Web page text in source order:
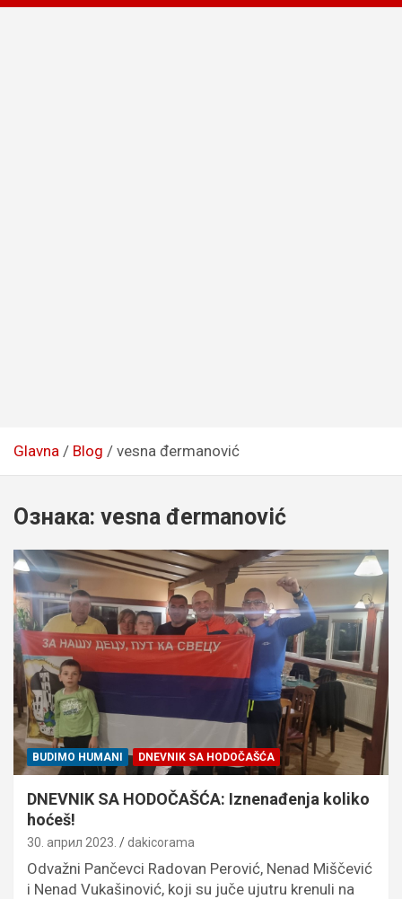
Glavna Blog vesna đermanović
Ознака: vesna đermanović
BUDIMO HUMANI DNEVNIK SA HODOČAŠĆA
DNEVNIK SA HODOČAŠĆA: Iznenađenja koliko
hoćeš!
30. април 2023. dakicorama
Odvažni Pančevci Radovan Perović, Nenad Miščević
i Nenad Vukašinović, koji su juče ujutru krenuli na